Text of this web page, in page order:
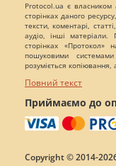
Protocol.ua є
сторінках даного
тексти, коментарі,
аудіо, інші
сторінках «Протокол»
пошуковими
розуміється
Повний текст
Приймаємо до
Copyright © 2014-